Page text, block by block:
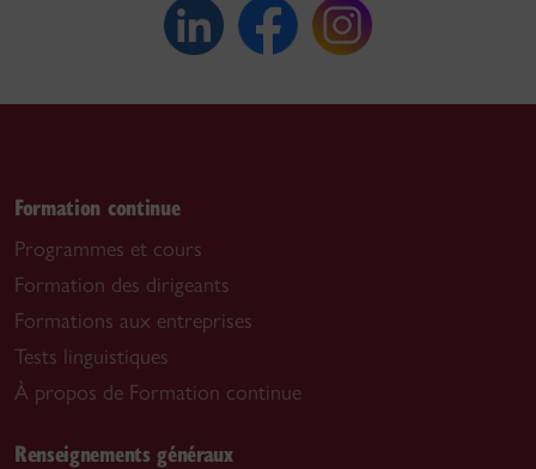
Formation continue
Programmes et cours
Formation des dirigeants
Formations aux entreprises
Tests linguistiques
À propos de Formation continue
Renseignements généraux